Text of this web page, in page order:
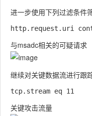
进一步使用下列过滤条件
与msadc相关的可疑请求
继续对关键数据流进行跟
关键攻击流量